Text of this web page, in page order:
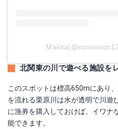
北関東の川で遊べる施設を
このスポットは標高650mにあり
を流れる栗原川は水が透明で川遊
に漁券を購入しておけば、イワナ
能できます。